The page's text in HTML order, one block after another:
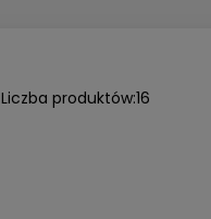
Liczba produktów:16